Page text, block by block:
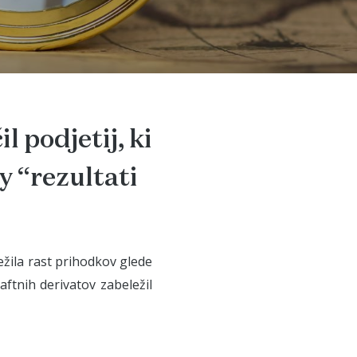
podjetij, ki
“rezultati
rast prihodkov glede
derivatov zabeležil